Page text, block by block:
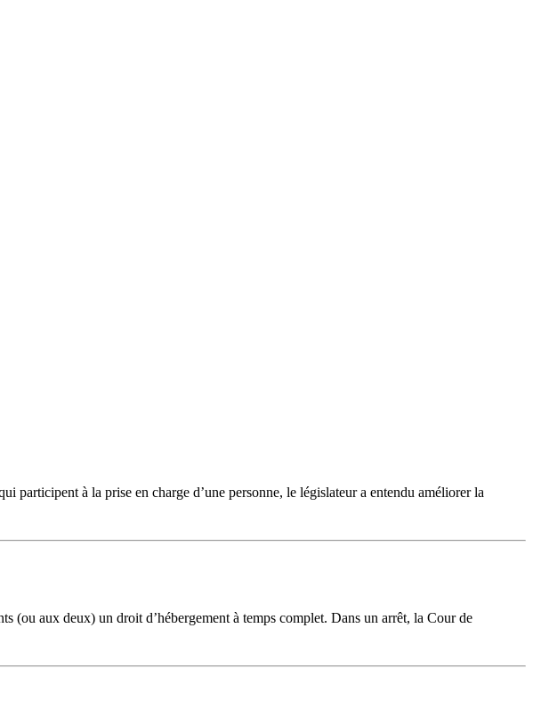
participent à la prise en charge d’une personne, le législateur a entendu améliorer la
(ou aux deux) un droit d’hébergement à temps complet. Dans un arrêt, la Cour de